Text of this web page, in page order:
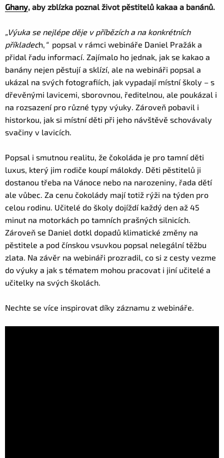
Ghany, aby zblízka poznal život pěstitelů kakaa a banánů.
„Výuka se nejlépe děje v příbězích a na konkrétních
příkladech, “ popsal v rámci webináře Daniel Pražák a
přidal řadu informací. Zajímalo ho jednak, jak se kakao a
banány nejen pěstují a sklízí, ale na webináři popsal a
ukázal na svých fotografiích, jak vypadají místní školy – s
dřevěnými lavicemi, sborovnou, ředitelnou, ale poukázal i
na rozsazení pro různé typy výuky. Zároveň pobavil i
historkou, jak si místní děti při jeho návštěvě schovávaly
svačiny v lavicích.
Popsal i smutnou realitu, že čokoláda je pro tamní děti
luxus, který jim rodiče koupí málokdy. Děti pěstitelů ji
dostanou třeba na Vánoce nebo na narozeniny, řada dětí
ale vůbec. Za cenu čokolády mají totiž rýži na týden pro
celou rodinu. Učitelé do školy dojíždí každý den až 45
minut na motorkách po tamních prašných silnicích.
Zároveň se Daniel dotkl dopadů klimatické změny na
pěstitele a pod čínskou vsuvkou popsal nelegální těžbu
zlata. Na závěr na webináři prozradil, co si z cesty vezme
do výuky a jak s tématem mohou pracovat i jiní učitelé a
učitelky na svých školách.
Nechte se více inspirovat díky záznamu z webináře.